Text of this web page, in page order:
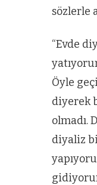
sözlerle
“Evde
Öyle
diyerek
olmadı.
diyaliz